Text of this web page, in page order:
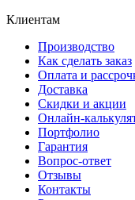
Клиентам
Производство
Как сделать заказ
Оплата и
Доставка
Скидки и акции
Онлайн-
Портфолио
Гарантия
Вопрос-ответ
Отзывы
Контакты